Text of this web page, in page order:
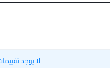
لا يوجد